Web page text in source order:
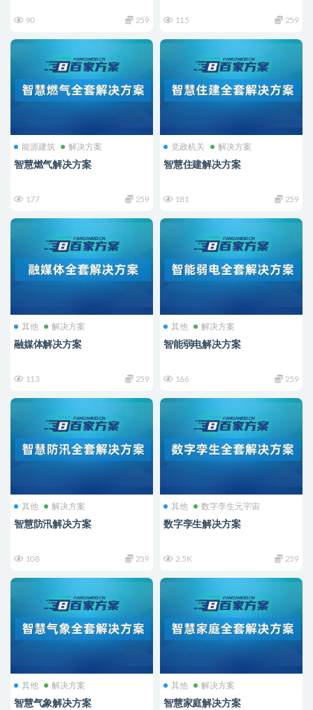
90 259 115 259
能源建筑 解决方案
智慧燃气解决方案
177 259
党政机关 解决方案
智慧住建解决方案
181 259
其他 解决方案
融媒体解决方案
113 259
其他 解决方案
智能弱电解决方案
166 259
其他 解决方案
智慧防汛解决方案
108 259
其他 数字孪生元宇宙
数字孪生解决方案
2.5K 259
其他 解决方案
智慧气象解决方案
其他 解决方案
智慧家庭解决方案